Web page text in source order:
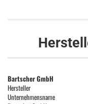
Bartscher GmbH
Hersteller
Unternehmensname